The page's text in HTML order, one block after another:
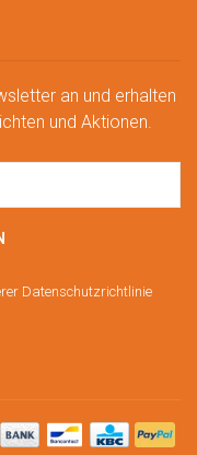
an und erhalten
und Aktionen.
Datenschutzrichtlinie